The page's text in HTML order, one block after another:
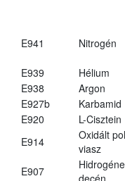
E941 Nitrogén
E939
Hélium
E938
Argon
E927b
Karbamid
E920
L-Cisztein
E914
Oxidált
viasz
E907
decén